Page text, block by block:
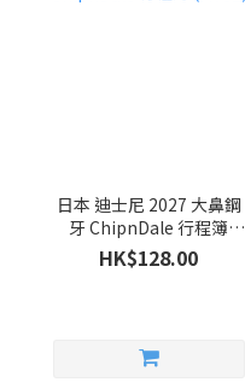
日本 迪士尼 2027 大鼻鋼
牙 ChipnDale 行程簿
(MV82)
HK$128.00